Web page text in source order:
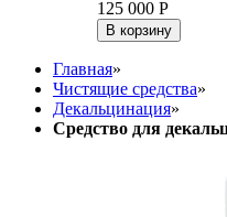
125 000 Р
В корзину
Главная»
Чистящие средства»
Декальцинация»
Средство для